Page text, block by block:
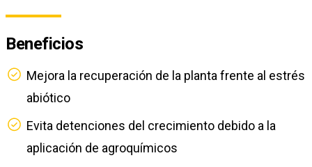
Beneficios
Mejora la recuperación de la planta frente al estrés
abiótico
Evita detenciones del crecimiento debido a la
aplicación de agroquímicos